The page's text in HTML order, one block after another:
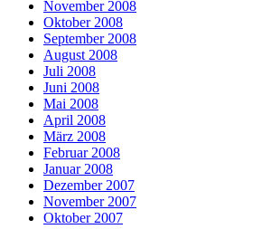
November 2008
Oktober 2008
September 2008
August 2008
Juli 2008
Juni 2008
Mai 2008
April 2008
März 2008
Februar 2008
Januar 2008
Dezember 2007
November 2007
Oktober 2007